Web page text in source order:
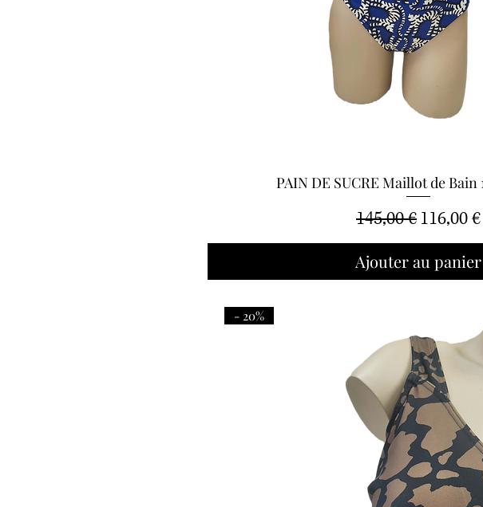
Aperçu rapide
PAIN DE SUCRE Maillot de Bain
Prix original
145,00 €Prix
116,00 €
Ajouter au panier
- 20%